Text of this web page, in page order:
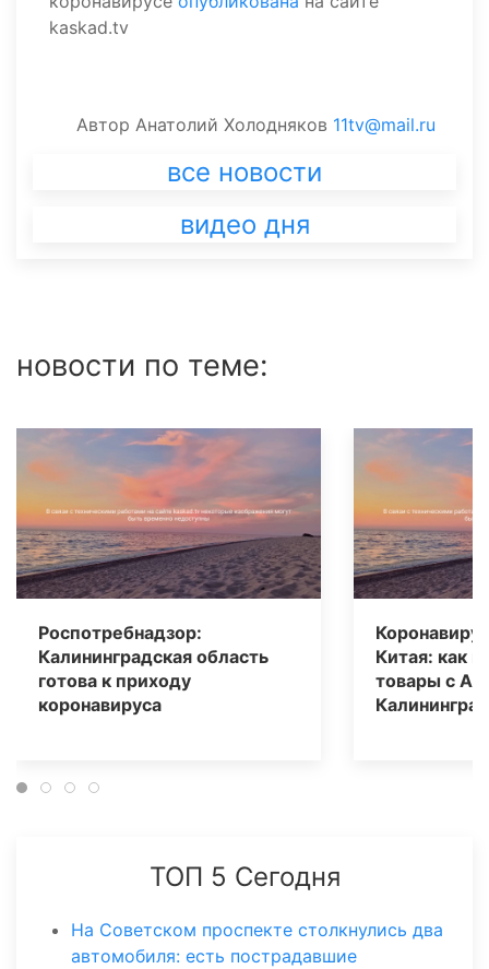
kaskad.tv
Автор Анатолий Холодняков 11tv@mail.ru
все новости
видео дня
новости по теме:
Роспотребнадзор:
Калининградская область
готова к приходу
коронавируса
Китая: как
товары с
ТОП 5 Сегодня
На Советском проспекте столкнулись два
автомобиля: есть пострадавшие